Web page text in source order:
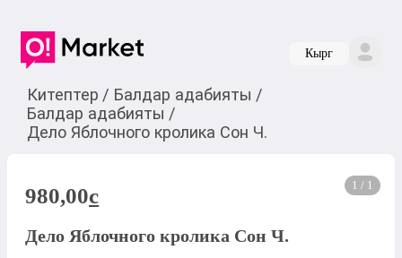
Кырг
Китептер / Балдар адабияты /
Балдар адабияты /
Дело Яблочного кролика Сон Ч.
1 / 1
980,00c
Дело Яблочного кролика Сон Ч.